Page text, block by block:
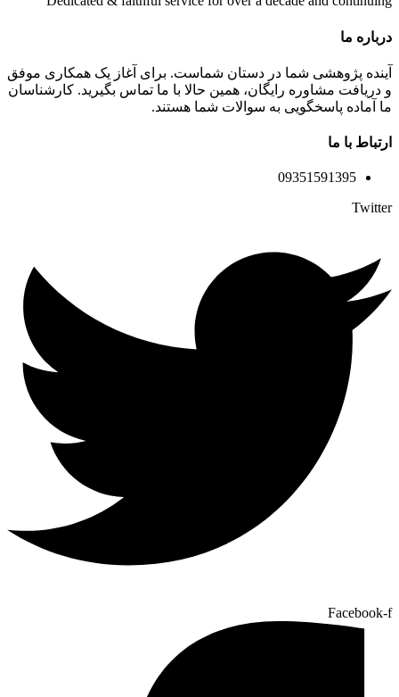
درباره ما
آینده پژوهشی شما در دستان شماست. برای آغاز یک همکاری موفق
و دریافت مشاوره رایگان، همین حالا با ما تماس بگیرید. کارشناسان
ما آماده پاسخگویی به سوالات شما هستند.
ارتباط با ما
09351591395
Twitter
Facebook-f